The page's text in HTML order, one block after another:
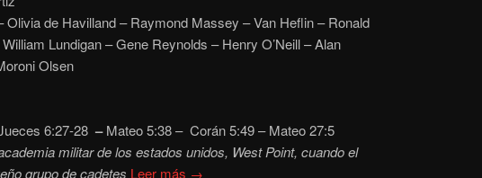
Olivia de Havilland – Raymond Massey – Van Heflin – Ronald
Lundigan – Gene Reynolds – Henry O’Neill – Alan
Olsen
6:27-28 – Mateo 5:38 – Corán 5:49 – Mateo 27:5
militar de los estados unidos, West Point, cuando el
grupo de cadetes Leer más →